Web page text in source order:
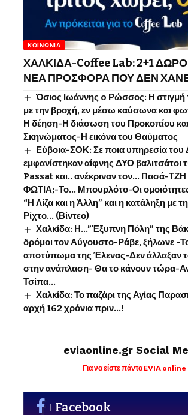
ΚΟΙΝΩΝΊΑ
ΧΑΛΚΙΔΑ-Coffee Lab: 2+1
ΝΕΑ ΠΡΟΣΦΟΡΑ ΠΟΥ ΔΕΝ
Όσιος Ιωάννης o Ρώσσος: Η στιγμή
με την βροχή, εν μέσω καύσωνα και
Η δέηση-Η διάσωση του Προκοπίου και
Σκηνώματος-Η εικόνα του Θαύματος
Εύβοια-ΣΟΚ: Σε ποια υπηρεσία του
εμφανίστηκαν αίφνης ΔΥΟ βαλιτσάτοι
Passat και.. ανέκριναν τον… Πασά-ΤΖΗ
ΦΩΤΙΑ;-Το… Μπουρλότο-Οι ομοιότητες
“Η Λίζα και η Άλλη” και η κατάληξη με
Ρίχτο… (Βίντεο)
Χαλκίδα: Η…”Έξυπνη Πόλη” της
δρόμοι τον Αύγουστο-Ράβε, ξήλωνε -
αποτύπωμα της Έλενας-Δεν άλλαξαν
στην ανάπλαση- Θα το κάνουν τώρα-
Τσίπα…
Χαλκίδα: Το παζάρι της Αγίας
αρχή 162 χρόνια πριν…!
eviaonline.gr Social
Για να είστε πάντα EVIA online
Facebook